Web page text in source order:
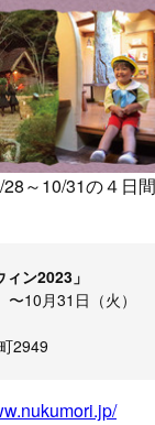
～10/31の４日
ン2023」
10月31日（火）
2949